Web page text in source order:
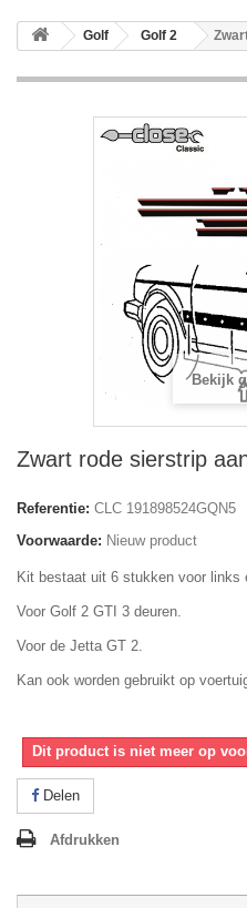
Golf Golf 2
Bekijk
Zwart rode sierstrip
Referentie: CLC 191898524GQN5
Voorwaarde: Nieuw product
Kit bestaat uit 6 stukken voor links
Voor Golf 2 GTI 3 deuren.
Voor de Jetta GT 2.
Kan ook worden gebruikt op
Dit product is niet meer op
Delen
Afdrukken